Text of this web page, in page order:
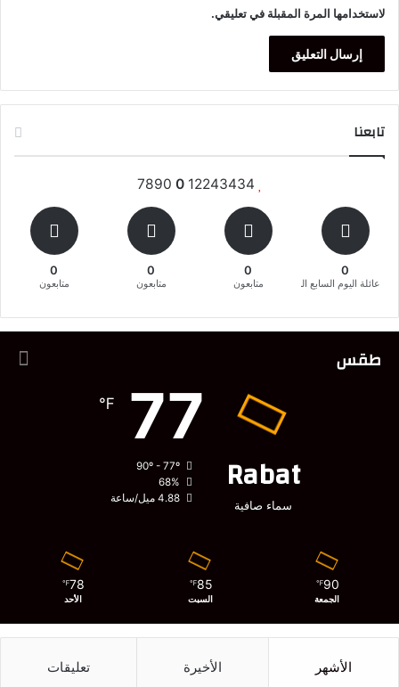
لاستخدامها المرة المقبلة في تعليقي.
تابعنا
12243434
0
0
عائلة اليوم السابع المغربية
0
متابعون
0
متابعون
0
متابعون
طقس
Rabat
سماء صافية
77
℉
68%
4.88 ميل/ساعة
90
℉
الجمعة
85
℉
السبت
78
℉
الأحد
الأشهر الأخيرة تعليقات